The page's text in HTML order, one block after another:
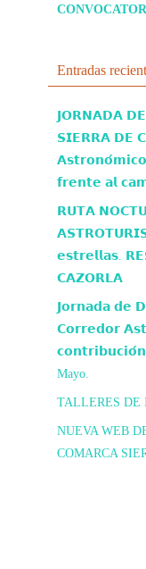
Entradas
𝗝𝗢𝗥𝗡𝗔𝗗𝗔
𝗦𝗜𝗘𝗥𝗥𝗔 𝗗𝗘
𝗳𝗿𝗲𝗻𝘁𝗲 𝗮𝗹
𝗥𝗨𝗧𝗔
𝗲𝘀𝘁𝗿𝗲𝗹𝗹𝗮𝘀.
𝗖𝗔𝗭𝗢𝗥𝗟𝗔
𝗝𝗼𝗿𝗻𝗮𝗱𝗮 𝗱𝗲
𝗖𝗼𝗿𝗿𝗲𝗱𝗼𝗿
Mayo.
TALLERES DE
NUEVA WEB
COMARCA